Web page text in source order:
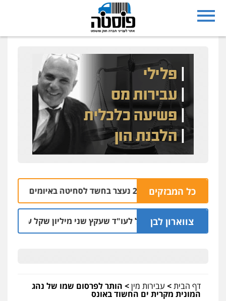
כל המבזקים
נצרת: בן 28 נעצר בחשד לסחיטה באיומים מטלפון שאינו שלו
צווארון לבן
מאסר בפועל לעו"ד שעקץ שני מיליון שקל על דירה השייכת
דף הבית> עבירות מין> הותר לפרסום שמו של נהג
המונית מקרית ים החשוד באונס